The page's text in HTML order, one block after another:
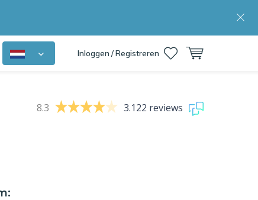
Inloggen / Registreren
8.3 3.122 reviews